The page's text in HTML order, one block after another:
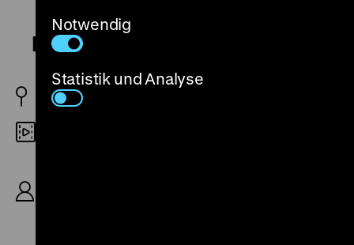
Ich bin Sebastian Ott
D 1939
Notwendig
Statistik und Analyse